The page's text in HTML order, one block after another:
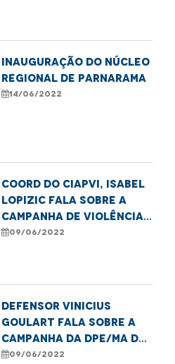
nos seus brinquedos
Inauguração do Núcleo
Regional de Parnarama
14/06/2022
Coord do CIAPVI, Isabel
Lopizic fala sobre a
Campanha de Violência
contra os idosos
09/06/2022
Defensor Vinicius
Goulart fala sobre a
campanha da DPE/MA de
combate a violência
09/06/2022